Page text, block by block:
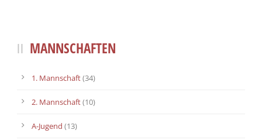
MANNSCHAFTEN
1. Mannschaft(34)
2. Mannschaft(10)
A-Jugend (13)